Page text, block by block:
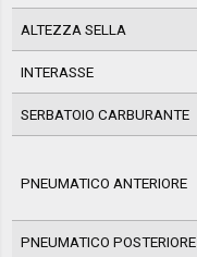
ALTEZZA SELLA
INTERASSE
SERBATOIO CARBURANTE
PNEUMATICO ANTERIORE
PNEUMATICO POSTERIORE